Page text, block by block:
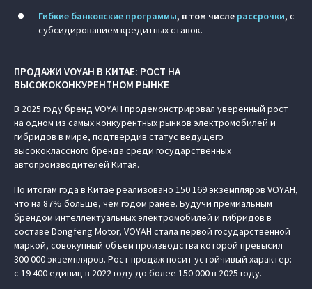
Гибкие банковские программы, в том числе рассрочки, с
субсидированием кредитных ставок.
ПРОДАЖИ VOYAH В КИТАЕ: РОСТ НА
ВЫСОКОКОНКУРЕНТНОМ РЫНКЕ
В 2025 году бренд VOYAH продемонстрировал уверенный рост
на одном из самых конкурентных рынков электромобилей и
гибридов в мире, подтвердив статус ведущего
высококлассного бренда среди государственных
автопроизводителей Китая.
По итогам года в Китае реализовано 150 169 экземпляров VOYAH,
что на 87% больше, чем годом ранее. Будучи премиальным
брендом интеллектуальных электромобилей и гибридов в
составе Dongfeng Motor, VOYAH стала первой государственной
маркой, совокупный объем производства которой превысил
300 000 экземпляров. Рост продаж носит устойчивый характер:
с 19 400 единиц в 2022 году до более 150 000 в 2025 году.